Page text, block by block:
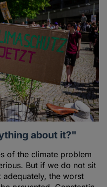
about it?"
of the climate problem
But if we do not sit
the worst